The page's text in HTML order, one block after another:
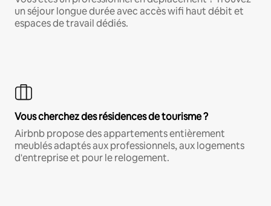
un séjour longue durée avec accès wifi haut débit et
espaces de travail dédiés.
Vous cherchez des résidences de tourisme ?
Airbnb propose des appartements entièrement
meublés adaptés aux professionnels, aux logements
d'entreprise et pour le relogement.